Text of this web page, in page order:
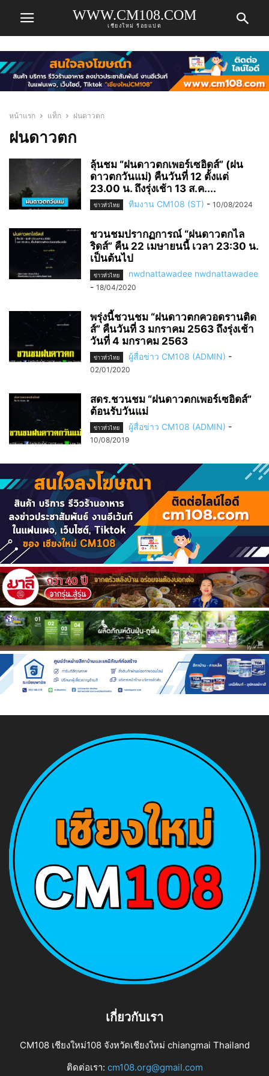
WWW.CM108.COM
เชียงใหม่ ร้อยแปด
หน้าแรก แท็ก ฝนดาวตก
ฝนดาวตก
ลุ้นชม “ฝนดาวตกเพอร์เซอิดส์” (ฝน
ดาวตกวันแม่) คืนวันที่ 12 ตั้งแต่
23.00 น. ถึงรุ่งเช้า 13 ส.ค....
ข่าวทั่วไทย ทีมงาน CM108 (ST) - 10/08/2024
ชวนชมปรากฏการณ์ “ฝนดาวตกไล
ริดส์” คืน 22 เมษายนนี้ เวลา 23:30 น.
เป็นต้นไป
ข่าวทั่วไทย
nwdnattawadee nwdnattawadee
- 18/04/2020
พรุ่งนี้ชวนชม “ฝนดาวตกควอดรานติด
ส์” คืนวันที่ 3 มกราคม 2563 ถึงรุ่งเช้า
วันที่ 4 มกราคม 2563
ข่าวทั่วไทย ผู้สื่อข่าว CM108 (ADMIN) -
02/01/2020
สดร.ชวนชม “ฝนดาวตกเพอร์เซอิดส์”
ต้อนรับวันแม่
ข่าวทั่วไทย ผู้สื่อข่าว CM108 (ADMIN) -
10/08/2019
เกี่ยวกับเรา
CM108 เชียงใหม่108 จังหวัดเชียงใหม่ chiangmai Thailand
ติดต่อเรา: cm108.org@gmail.com